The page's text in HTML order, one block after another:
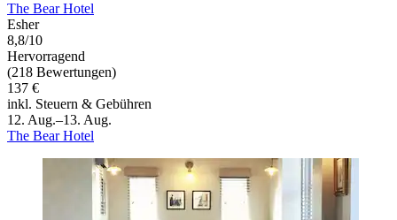
The Bear Hotel
Esher
8,8/10
Hervorragend
(218 Bewertungen)
137 €
inkl. Steuern & Gebühren
12. Aug.–13. Aug.
The Bear Hotel